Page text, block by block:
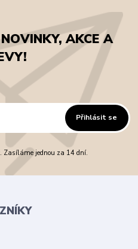
AKCE A
Přihlásit se
Zasíláme jednou za 14 dní.